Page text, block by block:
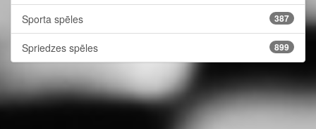
Sporta spēles 387
Spriedzes spēles 899